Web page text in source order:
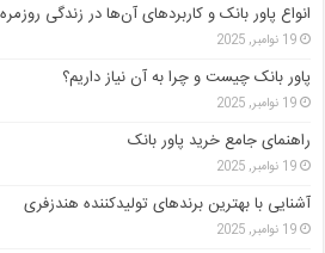
انواع پاور بانک و کاربردهای آن‌ها در زندگی روزمره
19 نوامبر, 2025
پاور بانک چیست و چرا به آن نیاز داریم؟
19 نوامبر, 2025
راهنمای جامع خرید پاور بانک
19 نوامبر, 2025
آشنایی با بهترین برندهای تولیدکننده هندزفری
19 نوامبر, 2025